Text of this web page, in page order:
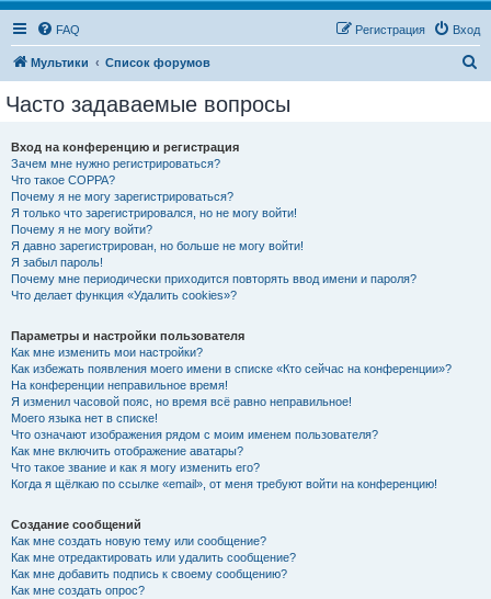
FAQ Вход
Регистрация
Мультики Список форумов
Часто задаваемые вопросы
Вход на конференцию и регистрация
Зачем мне нужно регистрироваться?
Что такое COPPA?
Почему я не могу зарегистрироваться?
Я только что зарегистрировался, но не могу войти!
Почему я не могу войти?
Я давно зарегистрирован, но больше не могу войти!
Я забыл пароль!
Почему мне периодически приходится повторять ввод имени и пароля?
Что делает функция «Удалить cookies»?
Параметры и настройки пользователя
Как мне изменить мои настройки?
Как избежать появления моего имени в списке «Кто сейчас на конференции»?
На конференции неправильное время!
Я изменил часовой пояс, но время всё равно неправильное!
Моего языка нет в списке!
Что означают изображения рядом с моим именем пользователя?
Как мне включить отображение аватары?
Что такое звание и как я могу изменить его?
Когда я щёлкаю по ссылке «email», от меня требуют войти на конференцию!
Создание сообщений
Как мне создать новую тему или сообщение?
Как мне отредактировать или удалить сообщение?
Как мне добавить подпись к своему сообщению?
Как мне создать опрос?